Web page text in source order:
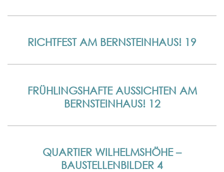
RICHTFEST AM BERNSTEINHAUS! 19
FRÜHLINGSHAFTE AUSSICHTEN AM
BERNSTEINHAUS! 12
QUARTIER WILHELMSHÖHE –
BAUSTELLENBILDER 4